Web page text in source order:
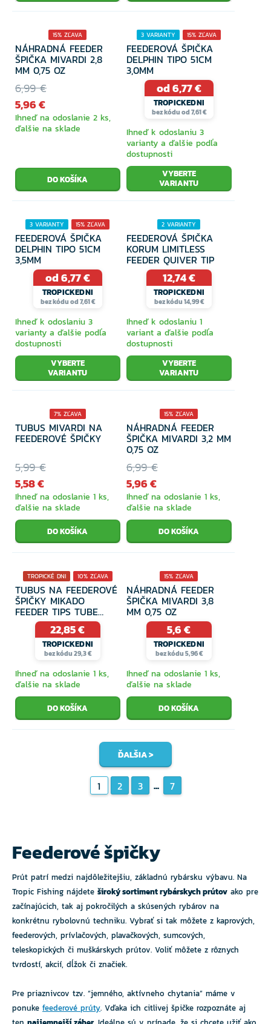
15% ZĽAVA
NÁHRADNÁ FEEDER
ŠPIČKA MIVARDI 2,8
MM 0,75 OZ
6,99 €
5,96 €
Ihneď na odoslanie 2 ks,
ďalšie na sklade
3 VARIANTY 15% ZĽAVA
FEEDEROVÁ ŠPIČKA
DELPHIN TIPO 51CM
3,0MM
od 6,77 €
TROPICKEDNI
bez kódu od 7,61 €
Ihneď k odoslaniu 3
varianty a ďalšie podľa
dostupnosti
VYBERTE
VARIANTU
3 VARIANTY 15% ZĽAVA
FEEDEROVÁ ŠPIČKA
DELPHIN TIPO 51CM
3,5MM
od 6,77 €
TROPICKEDNI
bez kódu od 7,61 €
Ihneď k odoslaniu 3
varianty a ďalšie podľa
dostupnosti
VYBERTE
VARIANTU
2 VARIANTY
FEEDEROVÁ ŠPIČKA
KORUM LIMITLESS
FEEDER QUIVER TIP
12,74 €
TROPICKEDNI
bez kódu 14,99 €
Ihneď k odoslaniu 1
variant a ďalšie podľa
dostupnosti
VYBERTE
VARIANTU
7% ZĽAVA
TUBUS MIVARDI NA
FEEDEROVÉ ŠPIČKY
5,99 €
5,58 €
Ihneď na odoslanie 1 ks,
ďalšie na sklade
15% ZĽAVA
NÁHRADNÁ FEEDER
ŠPIČKA MIVARDI 3,2 MM
0,75 OZ
6,99 €
5,96 €
Ihneď na odoslanie 1 ks,
ďalšie na sklade
TROPICKÉ DNI 10% ZĽAVA
TUBUS NA FEEDEROVÉ
ŠPIČKY MIKADO
FEEDER TIPS TUBE
80CM 22,85 €
TROPICKEDNI
bez kódu 29,3 €
Ihneď na odoslanie 1 ks,
ďalšie na sklade
15% ZĽAVA
NÁHRADNÁ FEEDER
ŠPIČKA MIVARDI 3,8
MM 0,75 OZ
5,6 €
TROPICKEDNI
bez kódu 5,96 €
Ihneď na odoslanie 1 ks,
ďalšie na sklade
ĎALŠIA >
1 2 3 ... 7
Feederové špičky
Prút patrí medzi najdôležitejšiu, základnú rybársku výbavu. Na
Tropic Fishing nájdete široký sortiment rybárskych prútov ako pre
začínajúcich, tak aj pokročilých a skúsených rybárov na
konkrétnu rybolovnú techniku. Vybrať si tak môžete z kaprových,
feederových, prívlačových, plavačkových, sumcových,
teleskopických či muškárskych prútov. Voliť môžete z rôznych
tvrdostí, akcií, dĺžok či značiek.
Pre priaznivcov tzv. “jemného, aktívneho chytania” máme v
ponuke feederové prúty. Vďaka ich citlivej špičke rozpoznáte aj